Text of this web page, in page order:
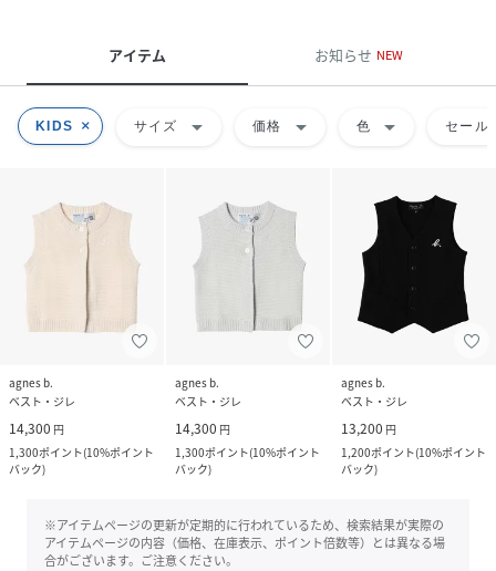
アイテム お知らせ NEW
KIDS サイズ arrow_drop_down 価格 arrow_drop_down 色 arrow_drop_down セール
agnes b.
ベスト・ジレ
14,300 円
1,300ポイント(10%ポイント
バック)
agnes b.
ベスト・ジレ
14,300 円
1,300ポイント(10%ポイント
バック)
agnes b.
ベスト・ジレ
13,200 円
1,200ポイント(10%ポイント
バック)
※アイテムページの更新が定期的に行われているため、検索結果が実際の
アイテムページの内容（価格、在庫表示、ポイント倍数等）とは異なる場
合がございます。ご注意ください。